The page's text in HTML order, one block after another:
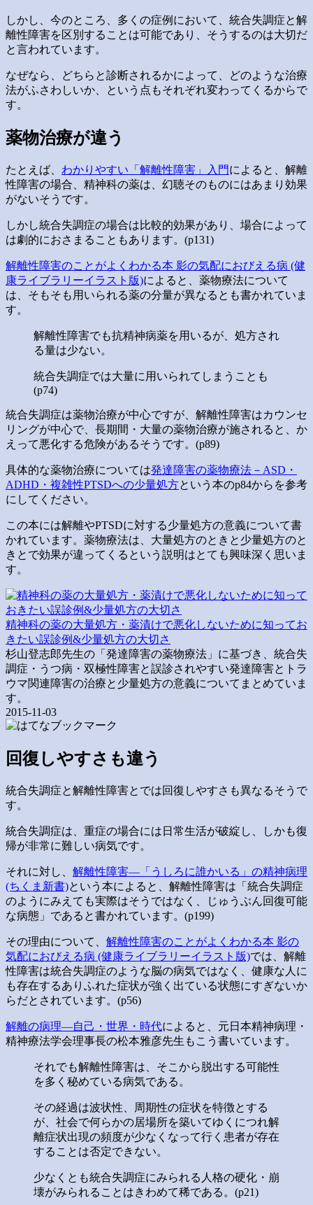
しかし、今のところ、多くの症例において、統合失調症と解
離性障害を区別することは可能であり、そうするのは大切だ
と言われています。
なぜなら、どちらと診断されるかによって、どのような治療
法がふさわしいか、という点もそれぞれ変わってくるからで
す。
薬物治療が違う
たとえば、 わかりやすい「解離性障害」入門によると、解離
性障害の場合、精神科の薬は、幻聴そのものにはあまり効果
がないそうです。
しかし統合失調症の場合は比較的効果があり、場合によって
は劇的におさまることもあります。(p131)
解離性障害のことがよくわかる本 影の気配におびえる病 (健
康ライブラリーイラスト版)によると、薬物療法について
は、そもそも用いられる薬の分量が異なるとも書かれていま
す。
解離性障害でも抗精神病薬を用いるが、処方され
る量は少ない。
統合失調症では大量に用いられてしまうことも
(p74)
統合失調症は薬物治療が中心ですが、解離性障害はカウンセ
リングが中心で、長期間・大量の薬物治療が施されると、か
えって悪化する危険があるそうです。(p89)
具体的な薬物治療については発達障害の薬物療法－ASD・
ADHD・複雑性PTSDへの少量処方という本のp84からを参考
にしてください。
この本には解離やPTSDに対する少量処方の意義について書
かれています。薬物療法は、大量処方のときと少量処方のと
きとで効果が違ってくるという説明はとても興味深く思いま
す。
精神科の薬の大量処方・薬漬けで悪化しないために知ってお
きたい誤診例&少量処方の大切さ
杉山登志郎先生の「発達障害の薬物療法」に基づき、統合失
調症・うつ病・双極性障害と誤診されやすい発達障害とトラ
ウマ関連障害の治療と少量処方の意義についてまとめていま
す。
2015-11-03
回復しやすさも違う
統合失調症と解離性障害とでは回復しやすさも異なるそうで
す。
統合失調症は、重症の場合には日常生活が破綻し、しかも復
帰が非常に難しい病気です。
それに対し、 解離性障害―「うしろに誰かいる」の精神病理
(ちくま新書)という本によると、解離性障害は「統合失調症
のようにみえても実際はそうではなく、じゅうぶん回復可能
な病態」であると書かれています。(p199)
その理由について、 解離性障害のことがよくわかる本 影の
気配におびえる病 (健康ライブラリーイラスト版)では、解離
性障害は統合失調症のような脳の病気ではなく、健康な人に
も存在するありふれた症状が強く出ている状態にすぎないか
らだとされています。(p56)
解離の病理―自己・世界・時代によると、元日本精神病理・
精神療法学会理事長の松本雅彦先生もこう書いています。
それでも解離性障害は、そこから脱出する可能性
を多く秘めている病気である。
その経過は波状性、周期性の症状を特徴とする
が、社会で何らかの居場所を築いてゆくにつれ解
離症状出現の頻度が少なくなって行く患者が存在
することは否定できない。
少なくとも統合失調症にみられる人格の硬化・崩
壊がみられることはきわめて稀である。(p21)